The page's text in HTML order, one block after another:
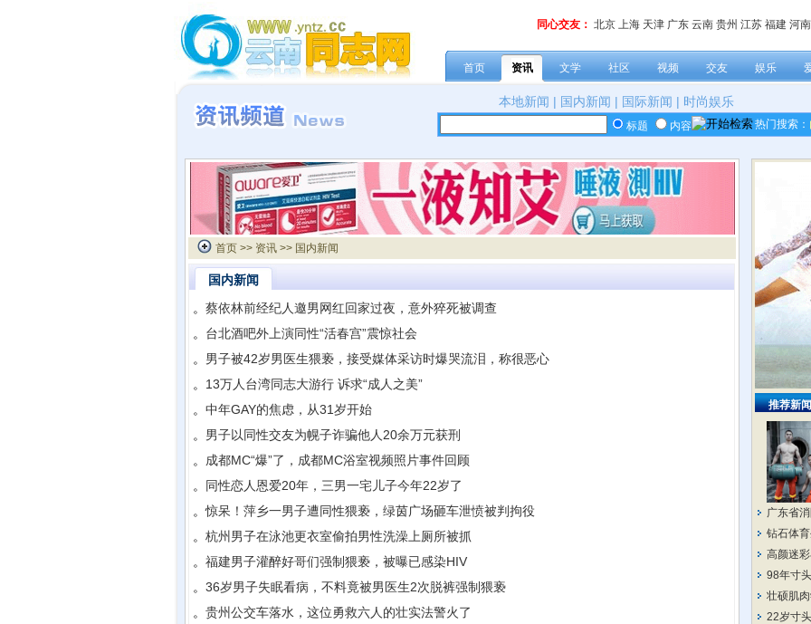
同心交友： 北京 上海 天津 广东 云南 贵州 江苏 福建 河南
首页 资讯 文学 社区 视频 交友 娱乐
本地新闻 | 国内新闻 | 国际新闻 | 时尚娱乐
标题 内容 热门搜索：
首页 >> 资讯 >> 国内新闻
国内新闻
。 蔡依林前经纪人邀男网红回家过夜，意外猝死被调查
。 台北酒吧外上演同性“活春宫”震惊社会
。 男子被42岁男医生猥亵，接受媒体采访时爆哭流泪，称很恶心
。 13万人台湾同志大游行 诉求“成人之美”
。 中年GAY的焦虑，从31岁开始
。 男子以同性交友为幌子诈骗他人20余万元获刑
。 成都MC“爆”了，成都MC浴室视频照片事件回顾
。 同性恋人恩爱20年，三男一宅儿子今年22岁了
。惊呆！萍乡一男子遭同性猥亵，绿茵广场砸车泄愤被判拘役
。 杭州男子在泳池更衣室偷拍男性洗澡上厕所被抓
。 福建男子灌醉好哥们强制猥亵，被曝已感染HIV
。 36岁男子失眠看病，不料竟被男医生2次脱裤强制猥亵
。 贵州公交车落水，这位勇救六人的壮实法警火了
推荐新闻
广东省
钻石体
高颜迷
98年寸
壮硕肌
22岁寸